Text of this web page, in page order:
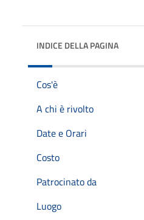
INDICE DELLA PAGINA
Cos'è
A chi è rivolto
Date e Orari
Costo
Patrocinato da
Luogo